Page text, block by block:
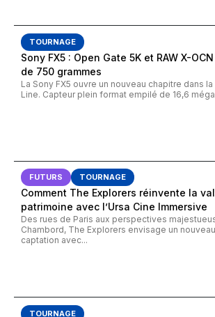
TOURNAGE
Sony FX5 : Open Gate 5K et RAW X-
de 750 grammes
La Sony FX5 ouvre un nouveau chapitre dans
Line. Capteur plein format empilé de 16,6
FUTURS TOURNAGE
Comment The Explorers réinvente la
patrimoine avec l’Ursa Cine Immersive
Des rues de Paris aux perspectives
Chambord, The Explorers envisage un
captation avec...
TOURNAGE